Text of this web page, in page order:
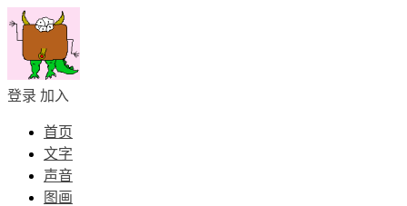
登录 加入
首页
文字
声音
图画